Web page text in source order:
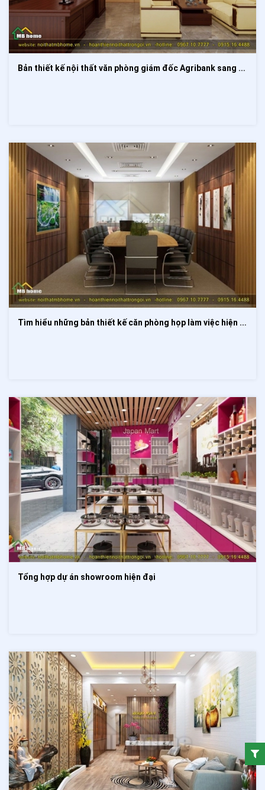
Bản thiết kế nội thất văn phòng giám đốc Agribank sang trọng và quyền lực
Tìm hiểu những bản thiết kế căn phòng họp làm việc hiện đại và tiện nghi
Tổng hợp dự án showroom hiện đại